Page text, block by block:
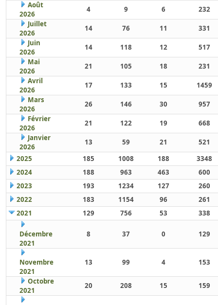
Août
2026
4 9 6
232
Juillet
2026
14 76 11
331
Juin
2026
14 118 12
517
Mai
2026
21 105 18
231
Avril
2026
17 133 15
1459
Mars
2026
26 146 30
957
Février
2026
21 122 19
668
Janvier
2026
13 59 21
521
2025
185 1008 188
3348
2024
188 963 463
600
2023
193 1234 127
260
2022
183 1154 96
261
2021
129 756 53 338
Décembre
2021
8 37 0 129
Novembre
2021
13 99 4 153
Octobre
2021
20 208 15 159